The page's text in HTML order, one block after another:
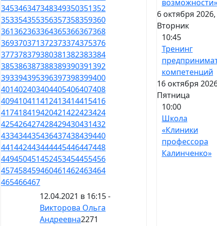
345346347348349350351352
353354355356357358359360
361362363364365366367368
369370371372373374375376
377378379380381382383384
385386387388389390391392
393394395396397398399400
401402403404405406407408
409410411412413414415416
417418419420421422423424
425426427428429430431432
433434435436437438439440
441442443444445446447448
449450451452453454455456
457458459460461462463464
465466467
12.04.2021 в 16:15 -
Викторова Ольга
Андреевна2271
возможности»
6 октября 2026,
Вторник
10:45
Тренинг
компетенций
16 октября
Пятница
10:00
Школа
«Клиники
профессора
Калинченко»